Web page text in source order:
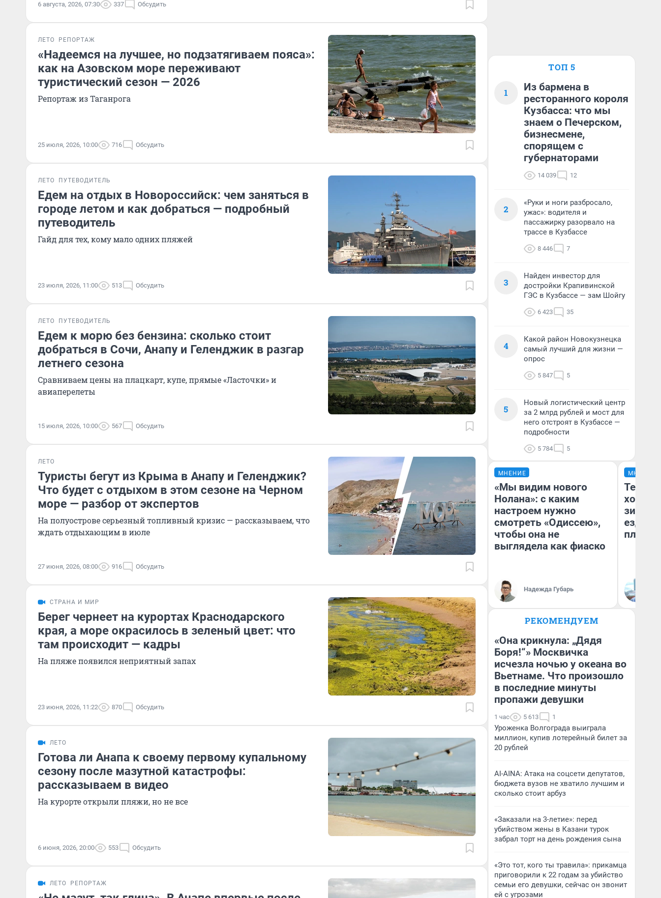
6 августа, 2026, 07:30 337 Обсудить
ЛЕТО РЕПОРТАЖ
«Надеемся на лучшее, но подзатягиваем пояса»:
как на Азовском море переживают
туристический сезон — 2026
Репортаж из Таганрога
25 июля, 2026, 10:00 716 Обсудить
ЛЕТО ПУТЕВОДИТЕЛЬ
Едем на отдых в Новороссийск: чем заняться в
городе летом и как добраться — подробный
путеводитель
Гайд для тех, кому мало одних пляжей
23 июля, 2026, 11:00 513 Обсудить
ЛЕТО ПУТЕВОДИТЕЛЬ
Едем к морю без бензина: сколько стоит
добраться в Сочи, Анапу и Геленджик в разгар
летнего сезона
Сравниваем цены на плацкарт, купе, прямые «Ласточки» и
авиаперелеты
15 июля, 2026, 10:00 567 Обсудить
ЛЕТО
Туристы бегут из Крыма в Анапу и Геленджик?
Что будет с отдыхом в этом сезоне на Черном
море — разбор от экспертов
На полуострове серьезный топливный кризис — рассказываем, что
ждать отдыхающим в июле
27 июня, 2026, 08:00 916 Обсудить
СТРАНА И МИР
Берег чернеет на курортах Краснодарского
края, а море окрасилось в зеленый цвет: что
там происходит — кадры
На пляже появился неприятный запах
23 июня, 2026, 11:22 870 Обсудить
ЛЕТО
Готова ли Анапа к своему первому купальному
сезону после мазутной катастрофы:
рассказываем в видео
На курорте открыли пляжи, но не все
6 июня, 2026, 20:00 553 Обсудить
ЛЕТО РЕПОРТАЖ
ТОП 5
1
Из бармена в
ресторанного короля
Кузбасса: что мы
знаем о Печерском,
бизнесмене,
спорящем с
губернаторами
14 039 12
2
«Руки и ноги разбросало,
ужас»: водителя и
пассажирку разорвало на
трассе в Кузбассе
8 446 7
3
Найден инвестор для
достройки Крапивинской
ГЭС в Кузбассе — зам Шойгу
6 423 35
4
Какой район Новокузнецка
самый лучший для жизни —
опрос
5 847 5
5
Новый логистический центр
за 2 млрд рублей и мост для
него отстроят в Кузбассе —
подробности
5 784 5
МНЕНИЕ
«Мы видим нового
Нолана»: с каким
настроем нужно
смотреть «Одиссею»,
чтобы она не
выглядела как фиаско
Надежда Губарь
МНЕНИЕ
Тепло
зимой.
ездит
плюсы
РЕКОМЕНДУЕМ
«Она крикнула: „Дядя
Боря!“» Москвичка
исчезла ночью у океана во
Вьетнаме. Что произошло
в последние минуты
пропажи девушки
1 час 5 613 1
Уроженка Волгограда выиграла
миллион, купив лотерейный билет за
20 рублей
AI-AINA: Атака на соцсети депутатов,
бюджета вузов не хватило лучшим и
сколько стоит арбуз
«Заказали на 3-летие»: перед
убийством жены в Казани турок
забрал торт на день рождения сына
«Это тот, кого ты травила»: прикамца
приговорили к 22 годам за убийство
семьи его девушки, сейчас он звонит
ей с угрозами